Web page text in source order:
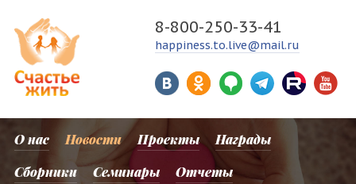
8-800-250-33-41
happiness.to.live@mail.ru
О нас Новости Проекты
Награды
Сборники
Семинары
Отчеты